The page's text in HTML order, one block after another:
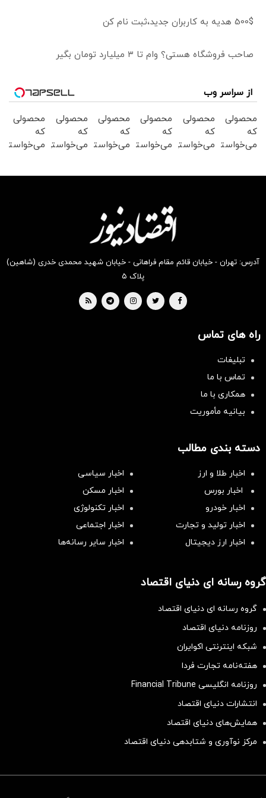
500$ هدیه به کاربران جدید،ثبت نام کن
صاحب فروشگاه هستی؟ وام تا ۳ میلیارد تومان بگیر
از سراسر وب
محصولی
که
می‌خواستی
محصولی
که
می‌خواستی
محصولی
که
می‌خواستی
بخر !
محصولی
که
می‌خواستی
بخر !
محصولی
که
می‌خواستی
محصولی
که
می‌خواستی
آدرس: تهران - خیابان قائم مقام فراهانی - خیابان شهید محمدی خدری (شاهین)
پلاک ۵
راه های تماس
تبلیغات
تماس با ما
همکاری با ما
بیانیه مأموریت
دسته بندی مطالب
اخبار طلا و ارز
اخبار سیاسی
اخبار بورس
اخبار مسکن
اخبار خودرو
اخبار تکنولوژی
اخبار تولید و تجارت
اخبار اجتماعی
اخبار ارز دیجیتال
اخبار سایر رسانه‌‌ها
گروه رسانه ای دنیای اقتصاد
گروه رسانه ای دنیای اقتصاد
روزنامه دنیای اقتصاد
شبکه اینترنتی اکوایران
هفته‌نامه تجارت فردا
روزنامه انگلیسی Financial Tribune
انتشارات دنیای اقتصاد
همایش‌های دنیای اقتصاد
مرکز نوآوری و شتابدهی دنیای اقتصاد